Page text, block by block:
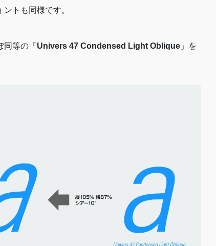
トも同様です。
等の「 Univers 47 Condensed Light Oblique 」を